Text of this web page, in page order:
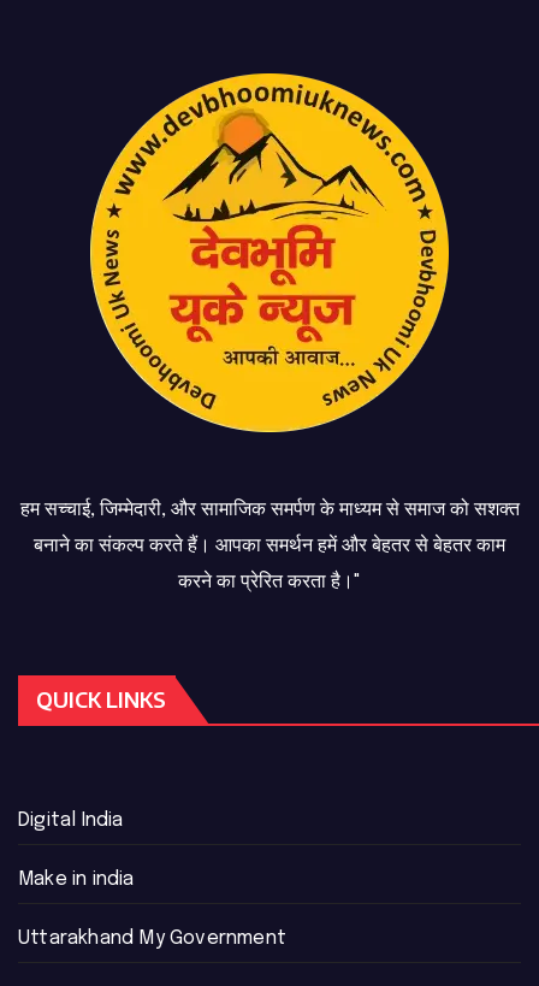
हम सच्चाई, जिम्मेदारी, और सामाजिक समर्पण के माध्यम से समाज को सशक्त
बनाने का संकल्प करते हैं। आपका समर्थन हमें और बेहतर से बेहतर काम
करने का प्रेरित करता है।"
QUICK LINKS
Digital India
Make in india
Uttarakhand My Government